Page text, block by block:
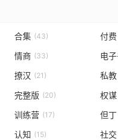
合集 (43) 付费
情商 (33) 电
撩汉 (21) 私教
完整版 (20) 权谋
训练营 (17) 但丁
认知 (15) 社交